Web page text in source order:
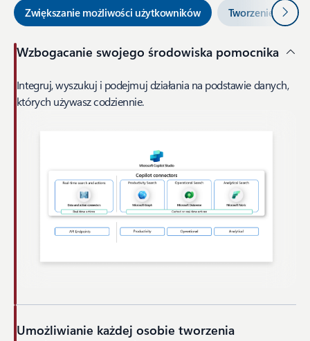
Zwiększanie możliwości użytkowników Tworzenie
Wzbogacanie swojego środowiska pomocnika
Integruj, wyszukuj i podejmuj działania na podstawie danych,
których używasz codziennie.
Umożliwianie każdej osobie tworzenia